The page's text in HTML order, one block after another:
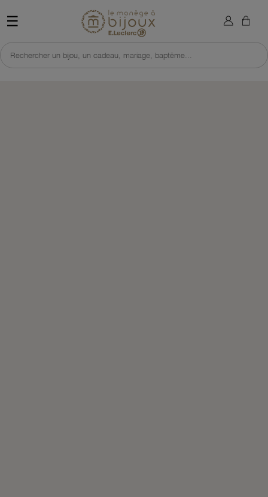
☰ Retour à l'accueil du site
Rechercher un bijou, un cadeau, mariage, baptême...
×